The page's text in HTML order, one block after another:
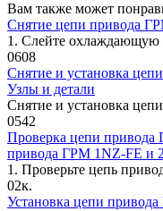
Вам также может
Снятие цепи привода
1. Слейте охлаждающую
0608
Снятие и установка
Узлы и детали
Снятие и установка
0542
Проверка цепи привода
привода ГРМ 1NZ-FE и
1. Проверьте цепь
02к.
Установка цепи